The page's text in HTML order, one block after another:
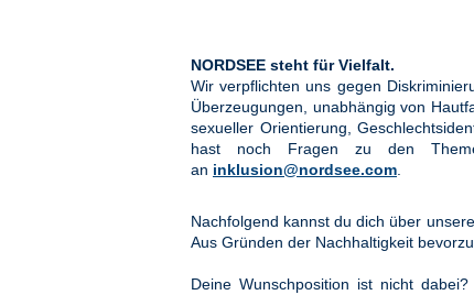
NORDSEE steht für Vielfalt.
Wir verpflichten uns gegen
Überzeugungen, unabhängig von
sexueller Orientierung,
hast noch Fragen zu den
an inklusion@nordsee.com
Nachfolgend kannst du dich über
Aus Gründen der Nachhaltigkeit
Deine Wunschposition ist nicht